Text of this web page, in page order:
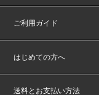
ご利用ガイド
はじめての方へ
送料とお支払い方法